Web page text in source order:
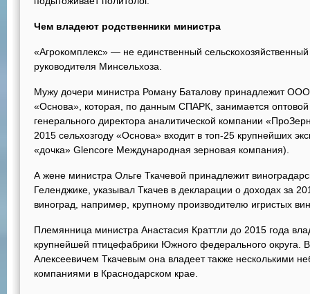
Чем владеют родственники министра
«Агрокомплекс» — не единственный
руководителя Минсельхоза.
Мужу дочери министра Роману Баталову принадлежит
«Основа», которая, по данным СПАРК, занимается
генерального директора аналитической компании
2015 сельхозгоду «Основа» входит в топ-25 крупнейших
«дочка» Glencore Международная зерновая компания).
А жене министра Ольге Ткачевой принадлежит
Геленджике, указывал Ткачев в декларации о доходах за
виноград, например, крупному производителю игристых
Племянница министра Анастасия Краттли до 2015 года
крупнейшей птицефабрики Южного федерального округа.
Алексеевичем Ткачевым она владеет также несколькими
компаниями в Краснодарском крае.